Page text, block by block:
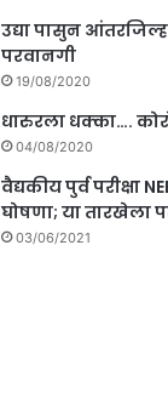
उद्या पासुन
परवानगी
19/08/2020
धारुरला धक्का….
04/08/2020
वैद्यकीय पुर्व परीक्षा
घोषणा; या तारखेला
03/06/2021